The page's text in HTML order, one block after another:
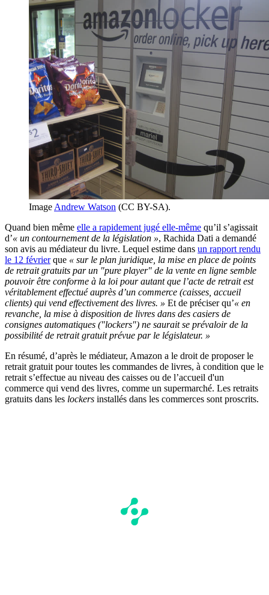
Image Andrew Watson (CC BY-SA).
Quand bien même elle a rapidement jugé elle-même qu’il s’agissait
d’« un contournement de la législation », Rachida Dati a demandé
son avis au médiateur du livre. Lequel estime dans un rapport rendu
le 12 févrierque « sur le plan juridique, la mise en place de points
de retrait gratuits par un "pure player" de la vente en ligne semble
pouvoir être conforme à la loi pour autant que l’acte de retrait est
véritablement effectué auprès d’un commerce (caisses, accueil
clients) qui vend effectivement des livres. » Et de préciser qu’« en
revanche, la mise à disposition de livres dans des casiers de
consignes automatiques ("lockers") ne saurait se prévaloir de la
possibilité de retrait gratuit prévue par le législateur. »
En résumé, d’après le médiateur, Amazon a le droit de proposer le
retrait gratuit pour toutes les commandes de livres, à condition que le
retrait s’effectue au niveau des caisses ou de l’accueil d'un
commerce qui vend des livres, comme un supermarché. Les retraits
gratuits dans les lockers installés dans les commerces sont proscrits.